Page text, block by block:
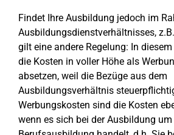
Findet Ihre Ausbildung jedoch im
Ausbildungsdienstverhältnisses,
gilt eine andere Regelung: In
die Kosten in voller Höhe als
absetzen, weil die Bezüge aus dem
Ausbildungsverhältnis
Werbungskosten sind die Kosten
wenn es sich bei der Ausbildung